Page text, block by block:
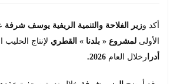
أكد وزير الفلاحة والتنمية الريفية يوسف شرفة
الأولى لمشروع « بلدنا » القطري لإنتاج
أدرا رخلال العام